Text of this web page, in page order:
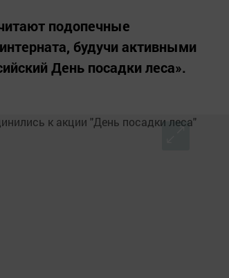
подопечные
будучи активными
День посадки леса».